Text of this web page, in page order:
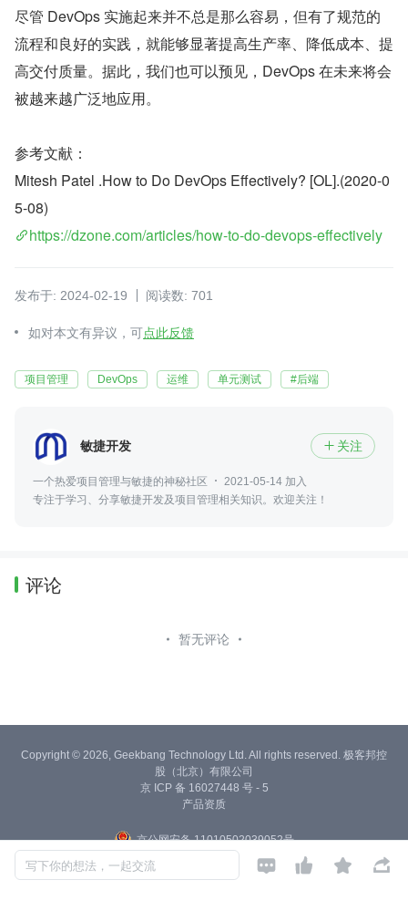
尽管 DevOps 实施起来并不总是那么容易，但有了规范的
流程和良好的实践，就能够显著提高生产率、降低成本、提
高交付质量。据此，我们也可以预见，DevOps 在未来将会
被越来越广泛地应用。
参考文献：
Mitesh Patel .How to Do DevOps Effectively? [OL].(2020-0
5-08)
https://dzone.com/articles/how-to-do-devops-effectively
发布于: 2024-02-19 阅读数: 701
如对本文有异议，可点此反馈
项目管理 DevOps 运维 单元测试 #后端
敏捷开发  关注
一个热爱项目管理与敏捷的神秘社区
2021-05-14 加入
专注于学习、分享敏捷开发及项目管理相关知识。欢迎关注！
评论
暂无评论
写下你的想法，一起交流    
Copyright © 2026, Geekbang Technology Ltd. All rights reserved. 极客邦控
股（北京）有限公司
京 ICP 备 16027448 号 - 5
产品资质
京公网安备 11010502039052号